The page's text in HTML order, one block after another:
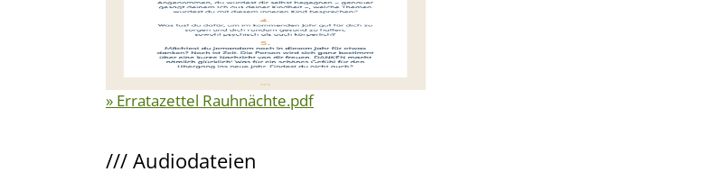
» Erratazettel Rauhnächte.pdf
/// Audiodateien